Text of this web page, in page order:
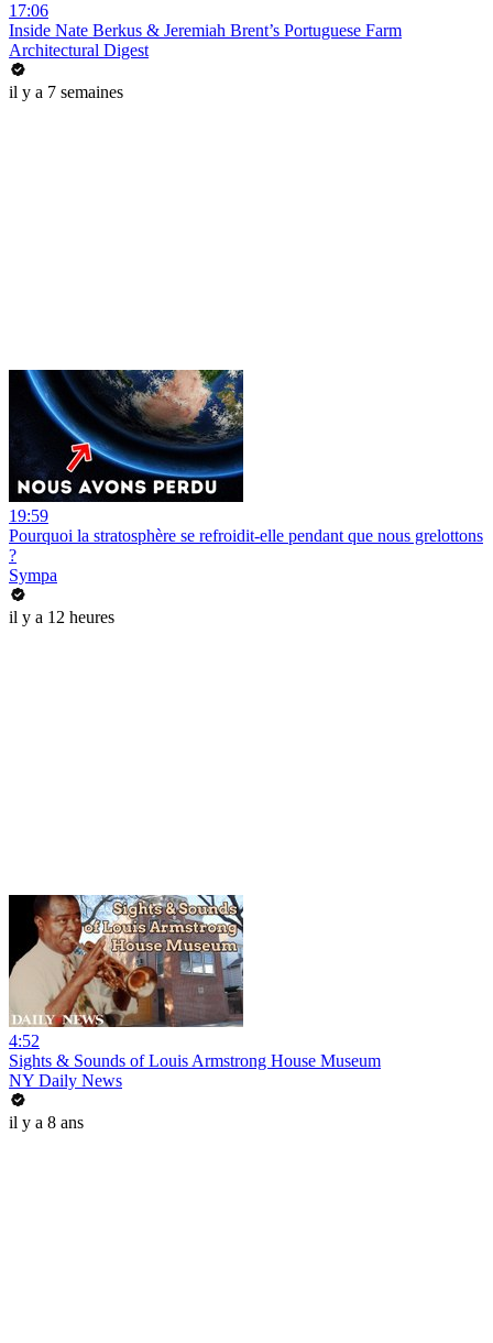
17:06
Inside Nate Berkus & Jeremiah Brent’s Portuguese Farm
Architectural Digest
il y a 7 semaines
19:59
Pourquoi la stratosphère se refroidit-elle pendant que nous grelottons
?
Sympa
il y a 12 heures
4:52
Sights & Sounds of Louis Armstrong House Museum
NY Daily News
il y a 8 ans